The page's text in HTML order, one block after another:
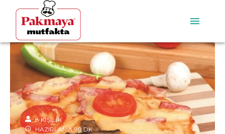
8 KİŞİLİK
HAZIRLAMA 90 DK